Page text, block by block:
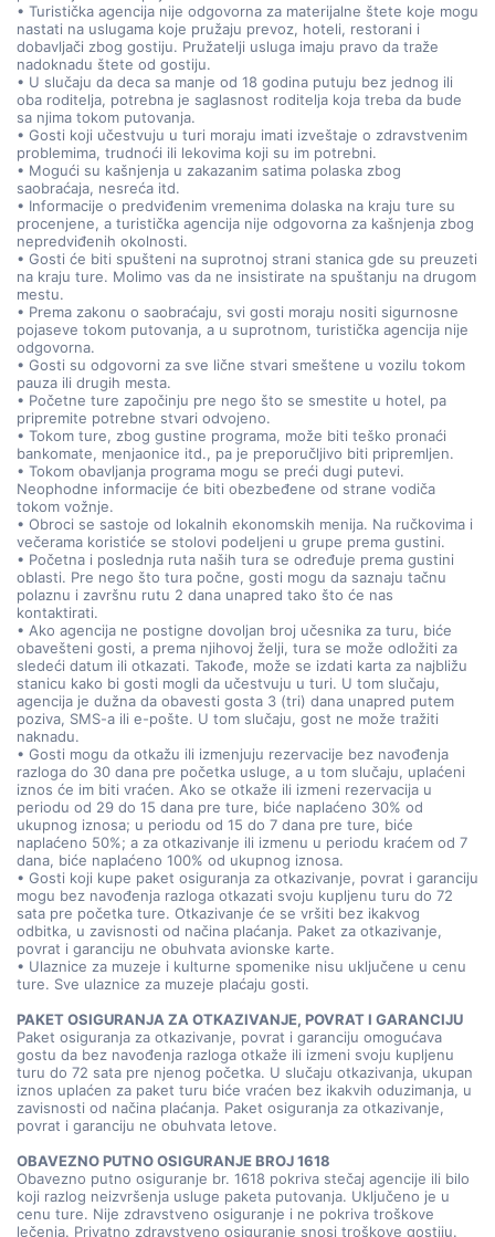
• Turistička agencija nije odgovorna za materijalne štete koje mogu
nastati na uslugama koje pružaju prevoz, hoteli, restorani i
dobavljači zbog gostiju. Pružatelji usluga imaju pravo da traže
nadoknadu štete od gostiju.
• U slučaju da deca sa manje od 18 godina putuju bez jednog ili
oba roditelja, potrebna je saglasnost roditelja koja treba da bude
sa njima tokom putovanja.
• Gosti koji učestvuju u turi moraju imati izveštaje o zdravstvenim
problemima, trudnoći ili lekovima koji su im potrebni.
• Mogući su kašnjenja u zakazanim satima polaska zbog
saobraćaja, nesreća itd.
• Informacije o predviđenim vremenima dolaska na kraju ture su
procenjene, a turistička agencija nije odgovorna za kašnjenja zbog
nepredviđenih okolnosti.
• Gosti će biti spušteni na suprotnoj strani stanica gde su preuzeti
na kraju ture. Molimo vas da ne insistirate na spuštanju na drugom
mestu.
• Prema zakonu o saobraćaju, svi gosti moraju nositi sigurnosne
pojaseve tokom putovanja, a u suprotnom, turistička agencija nije
odgovorna.
• Gosti su odgovorni za sve lične stvari smeštene u vozilu tokom
pauza ili drugih mesta.
• Početne ture započinju pre nego što se smestite u hotel, pa
pripremite potrebne stvari odvojeno.
• Tokom ture, zbog gustine programa, može biti teško pronaći
bankomate, menjaonice itd., pa je preporučljivo biti pripremljen.
• Tokom obavljanja programa mogu se preći dugi putevi.
Neophodne informacije će biti obezbeđene od strane vodiča
tokom vožnje.
• Obroci se sastoje od lokalnih ekonomskih menija. Na ručkovima i
večerama koristiće se stolovi podeljeni u grupe prema gustini.
• Početna i poslednja ruta naših tura se određuje prema gustini
oblasti. Pre nego što tura počne, gosti mogu da saznaju tačnu
polaznu i završnu rutu 2 dana unapred tako što će nas
kontaktirati.
• Ako agencija ne postigne dovoljan broj učesnika za turu, biće
obavešteni gosti, a prema njihovoj želji, tura se može odložiti za
sledeći datum ili otkazati. Takođe, može se izdati karta za najbližu
stanicu kako bi gosti mogli da učestvuju u turi. U tom slučaju,
agencija je dužna da obavesti gosta 3 (tri) dana unapred putem
poziva, SMS-a ili e-pošte. U tom slučaju, gost ne može tražiti
naknadu.
• Gosti mogu da otkažu ili izmenjuju rezervacije bez navođenja
razloga do 30 dana pre početka usluge, a u tom slučaju, uplaćeni
iznos će im biti vraćen. Ako se otkaže ili izmeni rezervacija u
periodu od 29 do 15 dana pre ture, biće naplaćeno 30% od
ukupnog iznosa; u periodu od 15 do 7 dana pre ture, biće
naplaćeno 50%; a za otkazivanje ili izmenu u periodu kraćem od 7
dana, biće naplaćeno 100% od ukupnog iznosa.
• Gosti koji kupe paket osiguranja za otkazivanje, povrat i garanciju
mogu bez navođenja razloga otkazati svoju kupljenu turu do 72
sata pre početka ture. Otkazivanje će se vršiti bez ikakvog
odbitka, u zavisnosti od načina plaćanja. Paket za otkazivanje,
povrat i garanciju ne obuhvata avionske karte.
• Ulaznice za muzeje i kulturne spomenike nisu uključene u cenu
ture. Sve ulaznice za muzeje plaćaju gosti.
PAKET OSIGURANJA ZA OTKAZIVANJE, POVRAT I GARANCIJU
Paket osiguranja za otkazivanje, povrat i garanciju omogućava
gostu da bez navođenja razloga otkaže ili izmeni svoju kupljenu
turu do 72 sata pre njenog početka. U slučaju otkazivanja, ukupan
iznos uplaćen za paket turu biće vraćen bez ikakvih oduzimanja, u
zavisnosti od načina plaćanja. Paket osiguranja za otkazivanje,
povrat i garanciju ne obuhvata letove.
OBAVEZNO PUTNO OSIGURANJE BROJ 1618
Obavezno putno osiguranje br. 1618 pokriva stečaj agencije ili bilo
koji razlog neizvršenja usluge paketa putovanja. Uključeno je u
cenu ture. Nije zdravstveno osiguranje i ne pokriva troškove
lečenja. Privatno zdravstveno osiguranje snosi troškove gostiju.